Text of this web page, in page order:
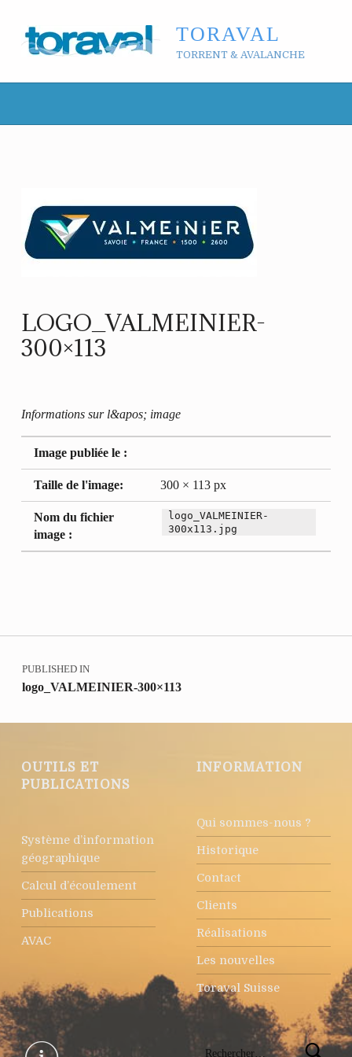
TORAVAL
TORRENT & AVALANCHE
LOGO_VALMEINIER-
300×113
Informations sur l&apos; image
Image publiée le :
Taille de l'image: 300 × 113 px
Nom du fichier
image :
logo_VALMEINIER-
300x113.jpg
Navigation de l’article
PUBLISHED IN
logo_VALMEINIER-300×113
OUTILS ET
PUBLICATIONS
Système d’information
géographique
Calcul d’écoulement
Publications
AVAC
INFORMATION
Qui sommes-nous ?
Historique
Contact
Clients
Réalisations
Les nouvelles
Toraval Suisse
Rechercher :